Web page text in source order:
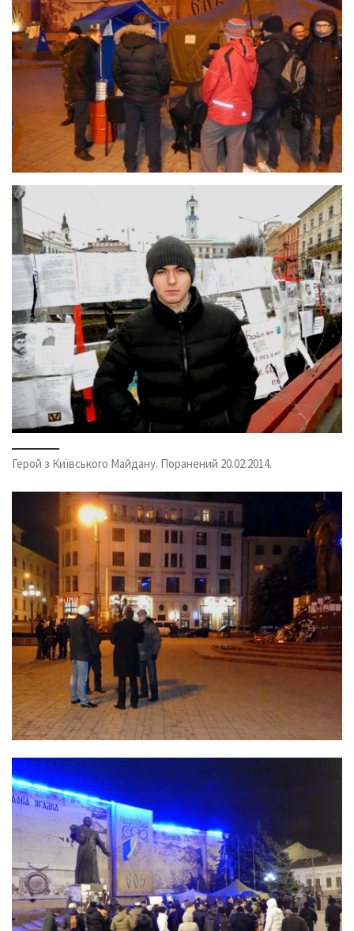
Герой з Київського Майдану. Поранений 20.02.2014.